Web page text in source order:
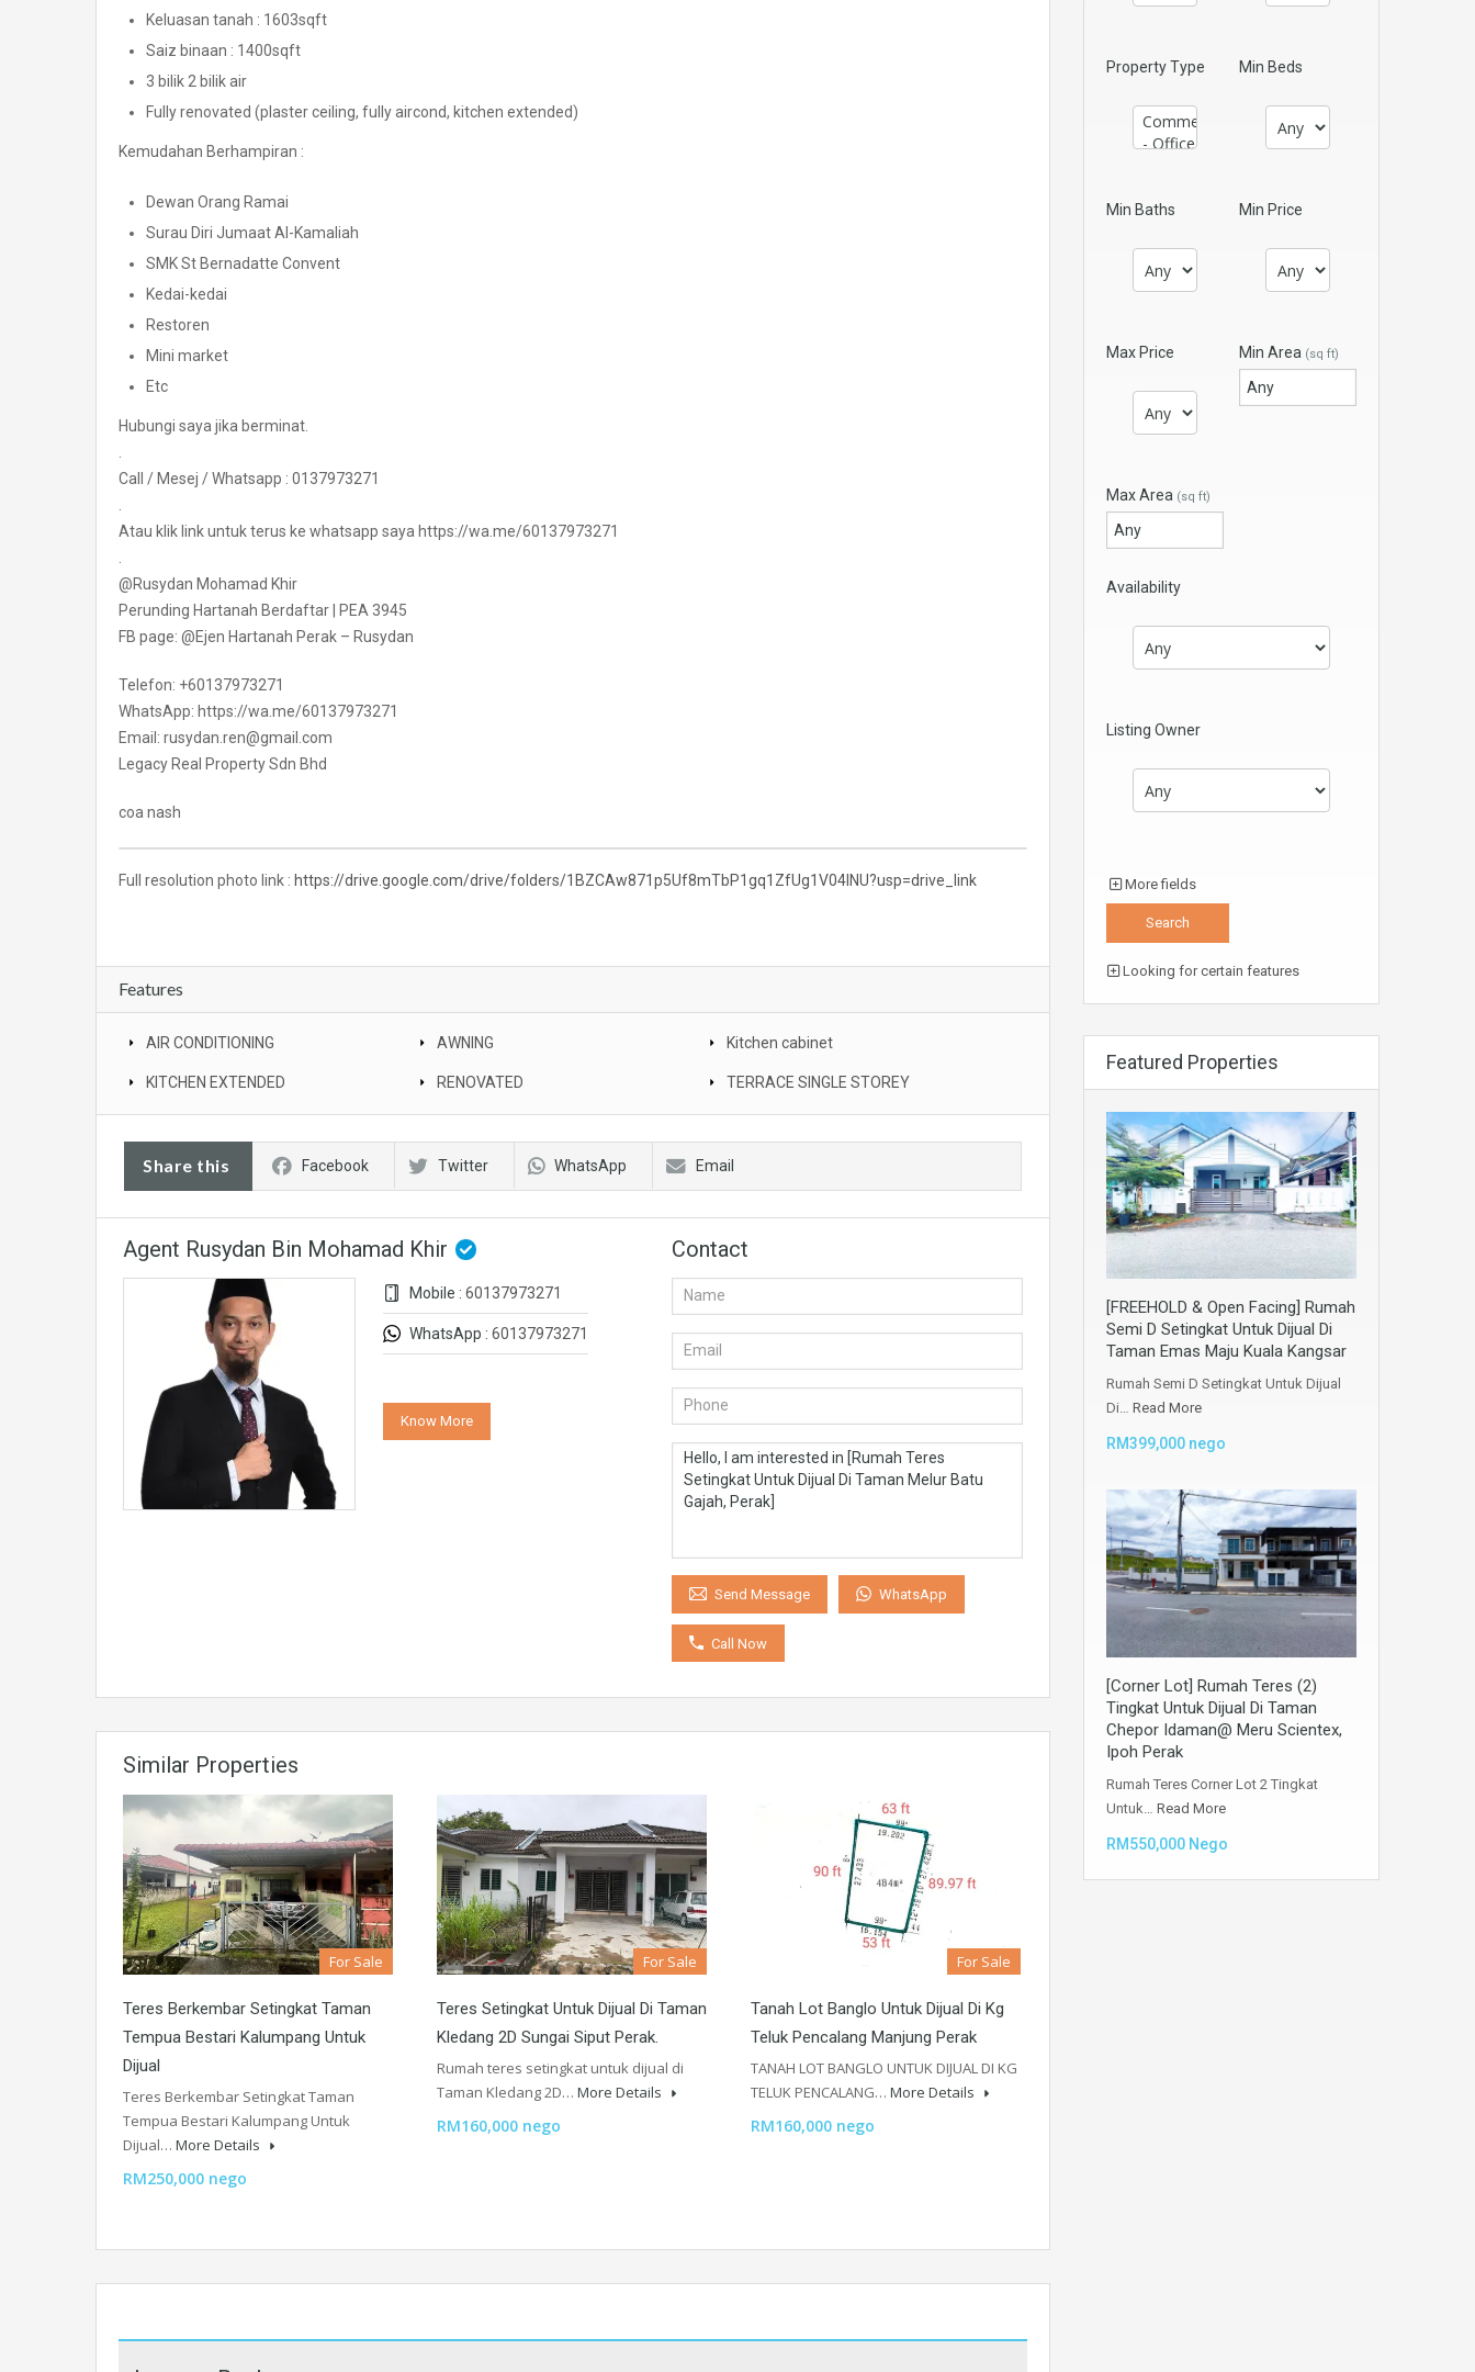
Keluasan tanah : 1603sqft
Saiz binaan : 1400sqft
3 bilik 2 bilik air
Fully renovated (plaster ceiling, fully aircond, kitchen extended)
Kemudahan Berhampiran :
Dewan Orang Ramai
Surau Diri Jumaat Al-Kamaliah
SMK St Bernadatte Convent
Kedai-kedai
Restoren
Mini market
Etc
Hubungi saya jika berminat.
.
Call / Mesej / Whatsapp : 0137973271
.
Atau klik link untuk terus ke whatsapp saya https://wa.me/60137973271
.
@Rusydan Mohamad Khir
Perunding Hartanah Berdaftar | PEA 3945
FB page: @Ejen Hartanah Perak – Rusydan
Telefon: +60137973271
WhatsApp: https://wa.me/60137973271
Email: rusydan.ren@gmail.com
Legacy Real Property Sdn Bhd
coa nash
Full resolution photo link : https://drive.google.com/drive/folders/1BZCAw871p5Uf8mTbP1gq1ZfUg1V04lNU?usp=drive_link
Features
AIR CONDITIONING AWNING Kitchen cabinet
KITCHEN EXTENDED RENOVATED TERRACE SINGLE STOREY
Share this Facebook Twitter WhatsApp Email
Agent Rusydan Bin Mohamad Khir
Mobile : 60137973271
WhatsApp : 60137973271
Know More
Contact
Send Message WhatsApp
Call Now
Similar Properties
For Sale
Teres Berkembar Setingkat Taman
Tempua Bestari Kalumpang Untuk
Dijual
Teres Berkembar Setingkat Taman
Tempua Bestari Kalumpang Untuk
Dijual… More Details
RM250,000 nego
For Sale
Teres Setingkat Untuk Dijual Di Taman
Kledang 2D Sungai Siput Perak.
Rumah teres setingkat untuk dijual di
Taman Kledang 2D… More Details
RM160,000 nego
For Sale
Tanah Lot Banglo Untuk Dijual Di Kg
Teluk Pencalang Manjung Perak
TANAH LOT BANGLO UNTUK DIJUAL DI KG
TELUK PENCALANG… More Details
RM160,000 nego
Property Type Min Beds
Min Baths Min Price
Max Price Min Area (sq ft)
Max Area (sq ft)
Availability
Listing Owner
More fields
Looking for certain features
Featured Properties
[FREEHOLD & Open Facing] Rumah
Semi D Setingkat Untuk Dijual Di
Taman Emas Maju Kuala Kangsar
Rumah Semi D Setingkat Untuk Dijual
Di… Read More
RM399,000 nego
[Corner Lot] Rumah Teres (2)
Tingkat Untuk Dijual Di Taman
Chepor Idaman@ Meru Scientex,
Ipoh Perak
Rumah Teres Corner Lot 2 Tingkat
Untuk… Read More
RM550,000 Nego